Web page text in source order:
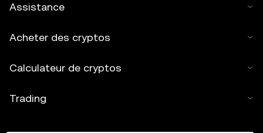
Assistance
Acheter des cryptos
Calculateur de cryptos
Trading